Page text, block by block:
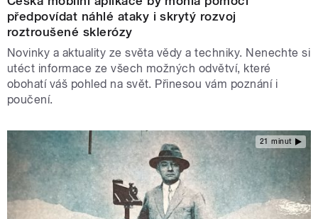
předpovídat náhlé ataky i skrytý rozvoj
roztroušené sklerózy
Novinky a aktuality ze světa vědy a techniky. Nenechte si
utéct informace ze všech možných odvětví, které
obohatí váš pohled na svět. Přinesou vám poznání i
poučení.
21 minut